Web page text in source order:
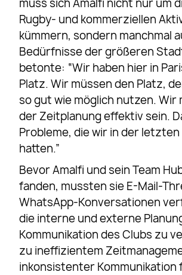
muss sich Amalfi nicht nur um
Rugby- und kommerziellen
kümmern, sondern manchmal
Bedürfnisse der größeren
betonte: “Wir haben hier in
Platz. Wir müssen den Platz,
so gut wie möglich nutzen. Wir
der Zeitplanung effektiv sein.
Probleme, die wir in der letzten
hatten.”
Bevor Amalfi und sein Team
fanden, mussten sie E-Mail-
WhatsApp-Konversationen
die interne und externe
Kommunikation des Clubs zu
zu ineffizientem
inkonsistenter Kommunikation